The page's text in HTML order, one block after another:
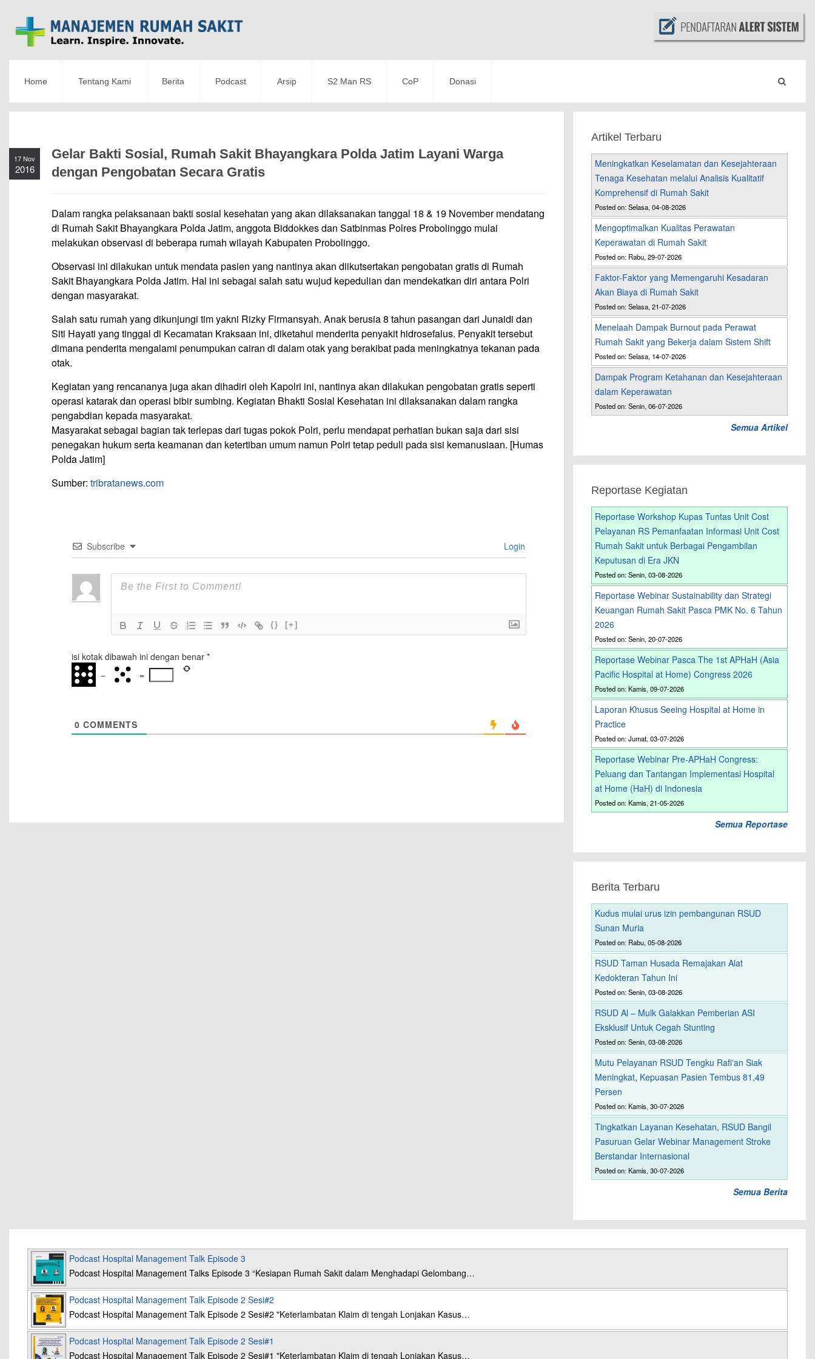
Home Tentang Kami Berita Podcast Arsip S2 Man RS CoP Donasi
17 Nov
2016
Gelar Bakti Sosial, Rumah Sakit Bhayangkara Polda Jatim Layani Warga
dengan Pengobatan Secara Gratis
Dalam rangka pelaksanaan bakti sosial kesehatan yang akan dilaksanakan tanggal 18 & 19 November mendatang
di Rumah Sakit Bhayangkara Polda Jatim, anggota Biddokkes dan Satbinmas Polres Probolinggo mulai
melakukan observasi di beberapa rumah wilayah Kabupaten Probolinggo.
Observasi ini dilakukan untuk mendata pasien yang nantinya akan diikutsertakan pengobatan gratis di Rumah
Sakit Bhayangkara Polda Jatim. Hal ini sebagai salah satu wujud kepedulian dan mendekatkan diri antara Polri
dengan masyarakat.
Salah satu rumah yang dikunjungi tim yakni Rizky Firmansyah. Anak berusia 8 tahun pasangan dari Junaidi dan
Siti Hayati yang tinggal di Kecamatan Kraksaan ini, diketahui menderita penyakit hidrosefalus. Penyakit tersebut
dimana penderita mengalami penumpukan cairan di dalam otak yang berakibat pada meningkatnya tekanan pada
otak.
Kegiatan yang rencananya juga akan dihadiri oleh Kapolri ini, nantinya akan dilakukan pengobatan gratis seperti
operasi katarak dan operasi bibir sumbing. Kegiatan Bhakti Sosial Kesehatan ini dilaksanakan dalam rangka
pengabdian kepada masyarakat.
Masyarakat sebagai bagian tak terlepas dari tugas pokok Polri, perlu mendapat perhatian bukan saja dari sisi
penegakan hukum serta keamanan dan ketertiban umum namun Polri tetap peduli pada sisi kemanusiaan. [Humas
Polda Jatim]
Sumber: tribratanews.com
Subscribe Login
{} [+]
isi kotak dibawah ini dengan benar*
−
=
0 COMMENTS
Artikel Terbaru
Meningkatkan Keselamatan dan Kesejahteraan
Tenaga Kesehatan melalui Analisis Kualitatif
Komprehensif di Rumah Sakit
Posted on: Selasa, 04-08-2026
Mengoptimalkan Kualitas Perawatan
Keperawatan di Rumah Sakit
Posted on: Rabu, 29-07-2026
Faktor-Faktor yang Memengaruhi Kesadaran
Akan Biaya di Rumah Sakit
Posted on: Selasa, 21-07-2026
Menelaah Dampak Burnout pada Perawat
Rumah Sakit yang Bekerja dalam Sistem Shift
Posted on: Selasa, 14-07-2026
Dampak Program Ketahanan dan Kesejahteraan
dalam Keperawatan
Posted on: Senin, 06-07-2026
Semua Artikel
Reportase Kegiatan
Reportase Workshop Kupas Tuntas Unit Cost
Pelayanan RS Pemanfaatan Informasi Unit Cost
Rumah Sakit untuk Berbagai Pengambilan
Keputusan di Era JKN
Posted on: Senin, 03-08-2026
Reportase Webinar Sustainability dan Strategi
Keuangan Rumah Sakit Pasca PMK No. 6 Tahun
2026
Posted on: Senin, 20-07-2026
Reportase Webinar Pasca The 1st APHaH (Asia
Pacific Hospital at Home) Congress 2026
Posted on: Kamis, 09-07-2026
Laporan Khusus Seeing Hospital at Home in
Practice
Posted on: Jumat, 03-07-2026
Reportase Webinar Pre-APHaH Congress:
Peluang dan Tantangan Implementasi Hospital
at Home (HaH) di Indonesia
Posted on: Kamis, 21-05-2026
Semua Reportase
Berita Terbaru
Kudus mulai urus izin pembangunan RSUD
Sunan Muria
Posted on: Rabu, 05-08-2026
RSUD Taman Husada Remajakan Alat
Kedokteran Tahun Ini
Posted on: Senin, 03-08-2026
RSUD Al – Mulk Galakkan Pemberian ASI
Eksklusif Untuk Cegah Stunting
Posted on: Senin, 03-08-2026
Mutu Pelayanan RSUD Tengku Rafi'an Siak
Meningkat, Kepuasan Pasien Tembus 81,49
Persen
Posted on: Kamis, 30-07-2026
Tingkatkan Layanan Kesehatan, RSUD Bangil
Pasuruan Gelar Webinar Management Stroke
Berstandar Internasional
Posted on: Kamis, 30-07-2026
Semua Berita
Podcast Hospital Management Talk Episode 3
Podcast Hospital Management Talks Episode 3 “Kesiapan Rumah Sakit dalam Menghadapi Gelombang…
Podcast Hospital Management Talk Episode 2 Sesi#2
Podcast Hospital Management Talk Episode 2 Sesi#2 "Keterlambatan Klaim di tengah Lonjakan Kasus…
Podcast Hospital Management Talk Episode 2 Sesi#1
Podcast Hospital Management Talk Episode 2 Sesi#1 "Keterlambatan Klaim di tengah Lonjakan Kasus…